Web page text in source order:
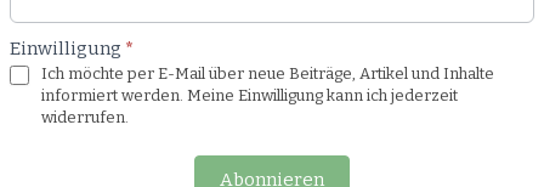
Einwilligung *
Ich möchte per E-Mail über neue Beiträge, Artikel und Inhalte
informiert werden. Meine Einwilligung kann ich jederzeit
widerrufen.
Abonnieren